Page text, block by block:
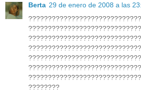
Berta 29 de enero de 2008 a las
????????